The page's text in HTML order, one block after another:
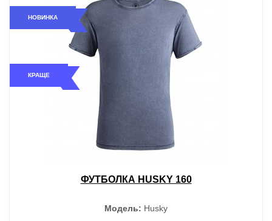
НОВИНКА
КРАЩЕ
ФУТБОЛКА HUSKY 160
Модель: Husky